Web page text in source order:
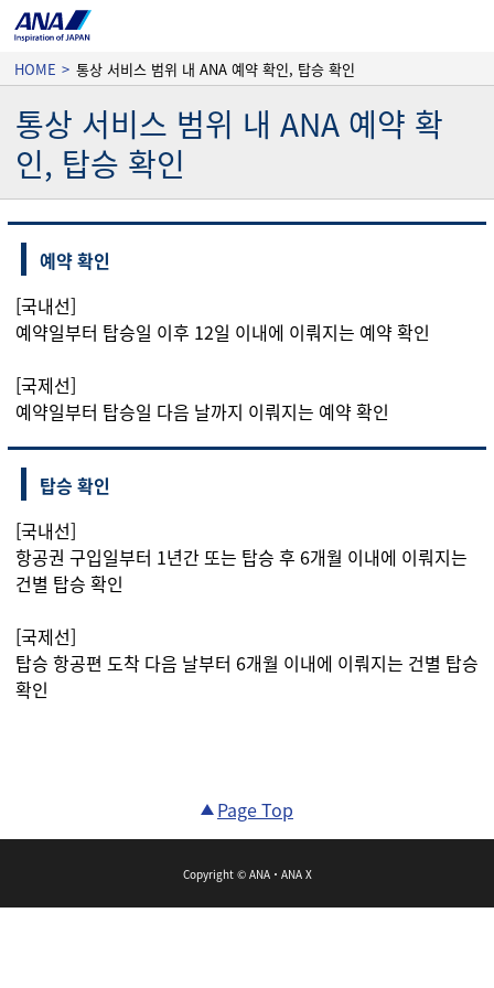
HOME > 통상 서비스 범위 내 ANA 예약 확인, 탑승 확인
통상 서비스 범위 내 ANA 예약 확
인, 탑승 확인
예약 확인
[국내선]
예약일부터 탑승일 이후 12일 이내에 이뤄지는 예약 확인
[국제선]
예약일부터 탑승일 다음 날까지 이뤄지는 예약 확인
탑승 확인
[국내선]
항공권 구입일부터 1년간 또는 탑승 후 6개월 이내에 이뤄지는
건별 탑승 확인
[국제선]
탑승 항공편 도착 다음 날부터 6개월 이내에 이뤄지는 건별 탑승
확인
Page Top
Copyright © ANA・ANA X